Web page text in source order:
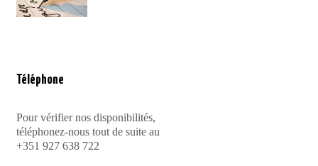
Téléphone
Pour vérifier nos disponibilités,
téléphonez-nous tout de suite au
+351 927 638 722